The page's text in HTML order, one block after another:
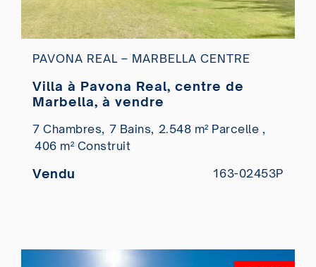
PAVONA REAL – MARBELLA CENTRE
Villa à Pavona Real, centre de
Marbella, à vendre
7 Chambres, 7 Bains, 2.548 m² Parcelle ,
406 m² Construit
Vendu 163-02453P